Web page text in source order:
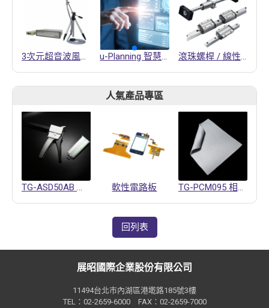
3次元超音波風向風速計 u-Planning 智慧生產計畫 滾珠螺桿 / 線性滑軌
人氣產品專區
TG-ASD50AB 導熱凝膠 軟性電路板 TG-PCM095 相變化材料
回列表
展昭國際企業股份有限公司
11494台北市內湖區港墘路185號3樓
TEL：02-2659-6000 FAX：02-2659-7000